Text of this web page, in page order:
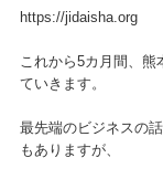
https://jidaisha.org
これから5カ月間、
ていきます。
最先端のビジネスの
もありますが、